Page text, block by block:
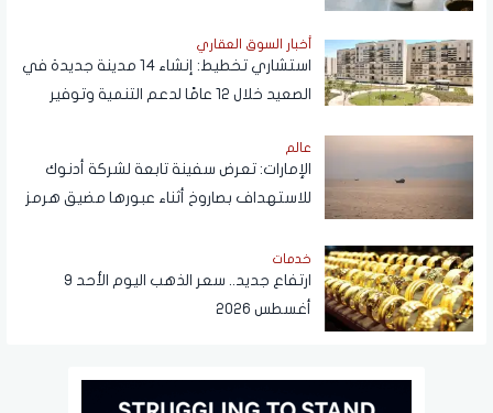
أخبار السوق العقاري
استشاري تخطيط: إنشاء 14 مدينة جديدة في
الصعيد خلال 12 عامًا لدعم التنمية وتوفير
عالم
الإمارات: تعرض سفينة تابعة لشركة أدنوك
للاستهداف بصاروخ أثناء عبورها مضيق هرمز
خدمات
ارتفاع جديد.. سعر الذهب اليوم الأحد 9
أغسطس 2026